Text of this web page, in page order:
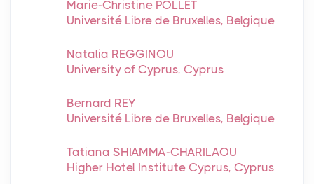
Marie-Christine POLLET
Université Libre de Bruxelles, Belgique
Natalia REGGINOU
University of Cyprus, Cyprus
Bernard REY
Université Libre de Bruxelles, Belgique
Tatiana SHIAMMA-CHARILAOU
Higher Hotel Institute Cyprus, Cyprus